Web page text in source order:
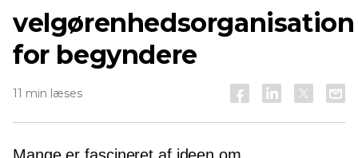
velgørenhedsorganisation
for begyndere
11 min læses